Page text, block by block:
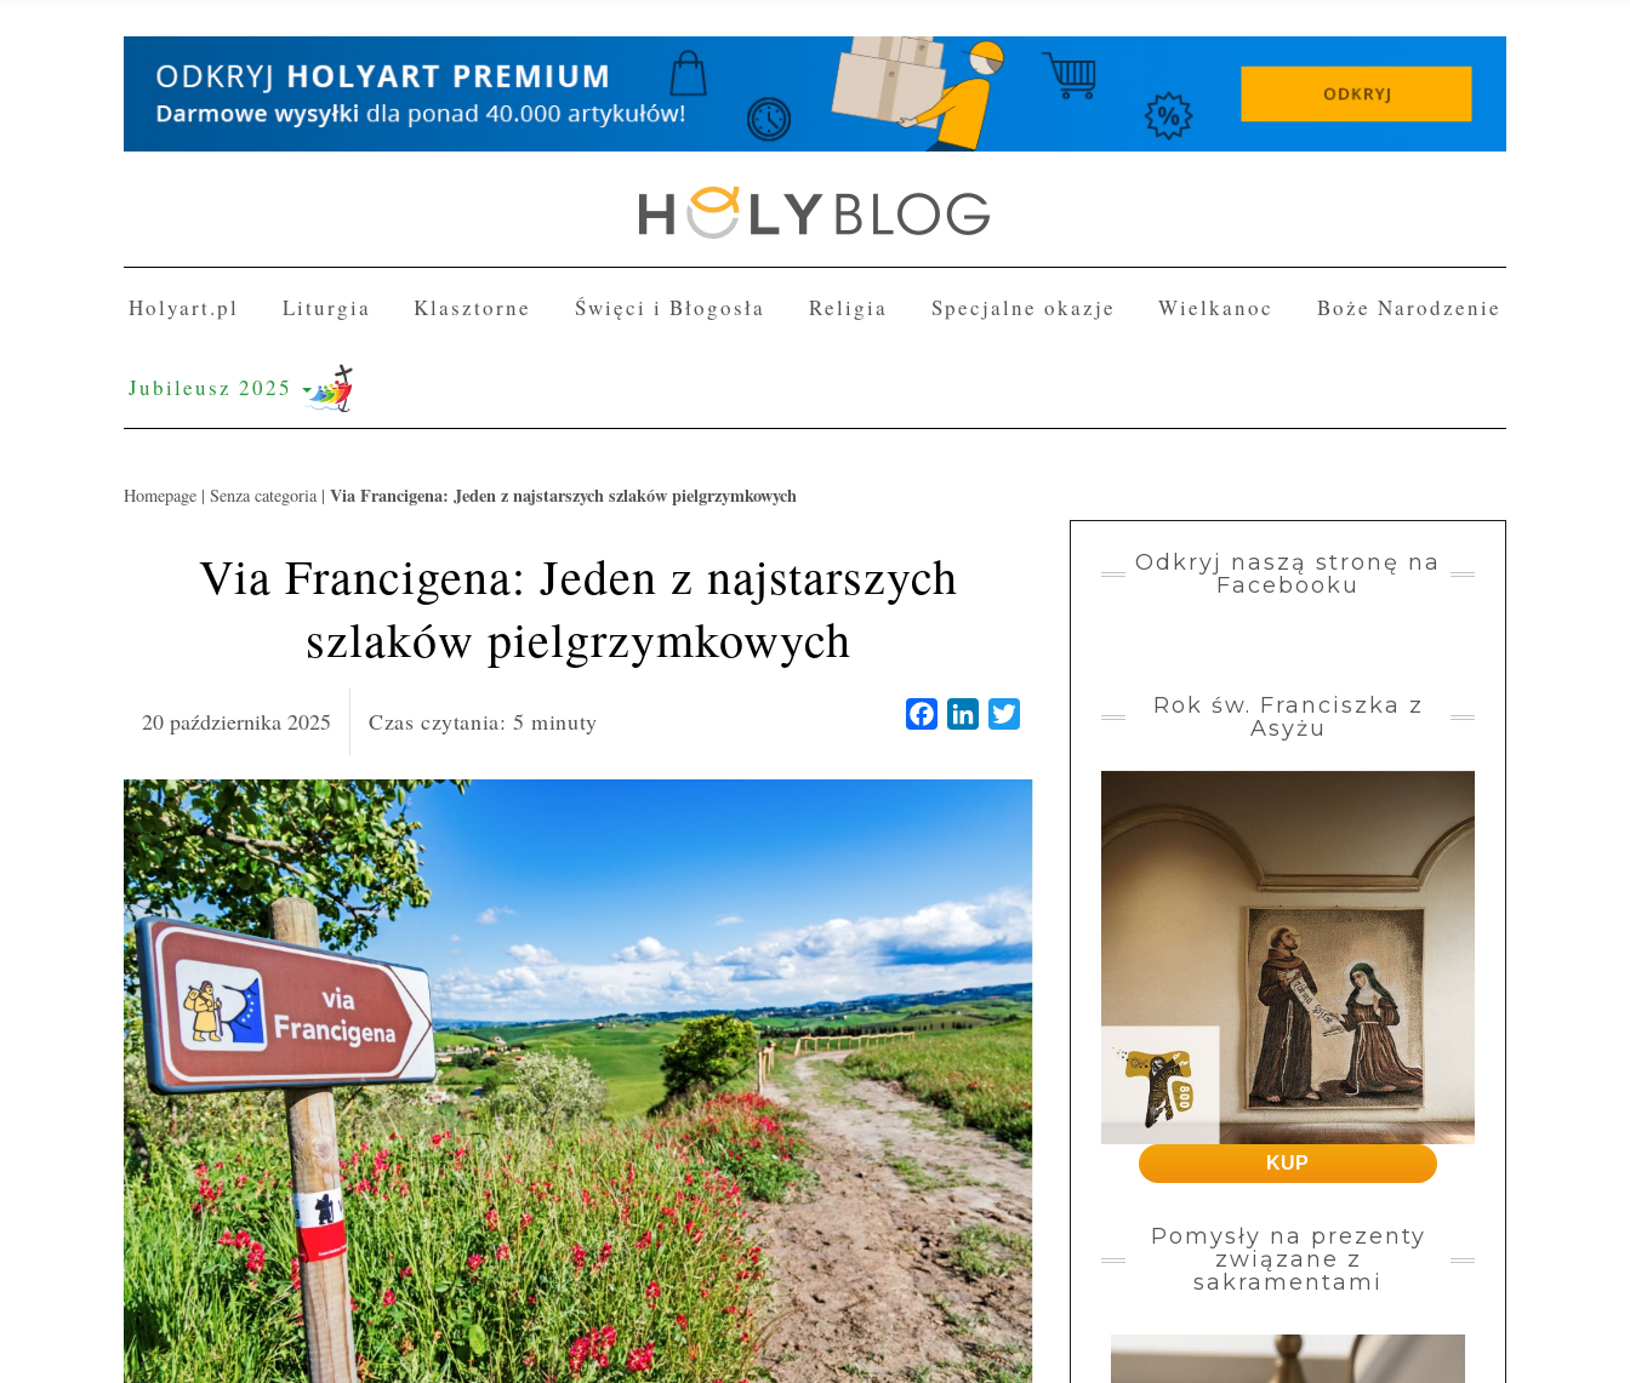
Holyart.pl Liturgia Klasztorne Święci i Błogosła Religia Specjalne okazje Wielkanoc Boże Narodzenie
Jubileusz 2025
Homepage | Senza categoria | Via Francigena: Jeden z najstarszych szlaków pielgrzymkowych
Via Francigena: Jeden z najstarszych
szlaków pielgrzymkowych
20 października 2025 Czas czytania: 5 minuty FacebookLinkedIn
Odkryj naszą stronę na
Facebooku
Rok św. Franciszka z
Asyżu
KUP
Pomysły na prezenty
związane z
sakramentami